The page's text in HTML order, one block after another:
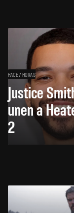
HACE 7 HORAS
Justice
unen a
2